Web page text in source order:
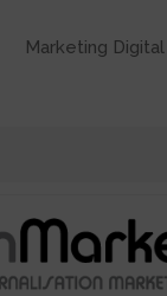
Marketing Digital